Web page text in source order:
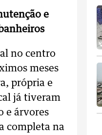
e
no centro
meses
própria e
já tiveram
e árvores
completa na